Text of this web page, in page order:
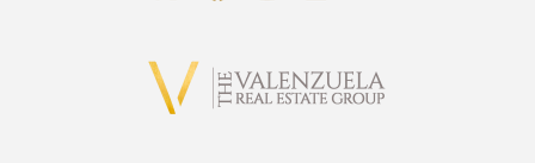
del MLS y practicar regularmente con la plataforma.
¿Puedo utilizar el MLS si soy comprador